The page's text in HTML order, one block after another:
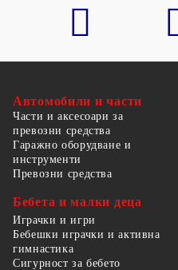
Автомобили и части
Части и аксесоари за
превозни средства
Гаражно оборудване и
инструменти
Превозни средства
Бебета и малки деца
Играчки и игри
Бебешки играчки и активна
гимнастика
Сигурност за бебето